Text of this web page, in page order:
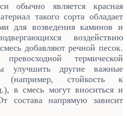
обычно является красная
такого сорта обладает
для возведения каминов и
воздействию
добавляют речной песок.
термической
улучшить другие важные
(например, стойкость к
в смесь могут вноситься и
состава напрямую зависит